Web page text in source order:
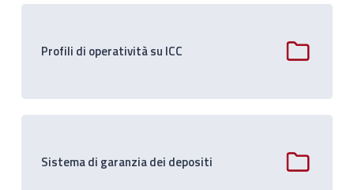
Profili di operatività su ICC
Sistema di garanzia dei depositi